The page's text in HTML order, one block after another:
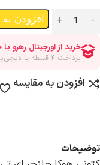
افزودن
افزودن به مقایسه
توضیحات